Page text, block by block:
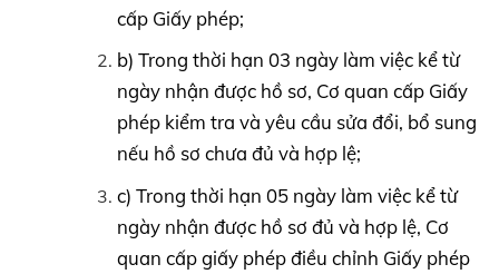
cấp Giấy phép;
b) Trong thời hạn 03 ngày làm việc kể từ
ngày nhận được hồ sơ, Cơ quan cấp Giấy
phép kiểm tra và yêu cầu sửa đổi, bổ sung
nếu hồ sơ chưa đủ và hợp lệ;
c) Trong thời hạn 05 ngày làm việc kể từ
ngày nhận được hồ sơ đủ và hợp lệ, Cơ
quan cấp giấy phép điều chỉnh Giấy phép